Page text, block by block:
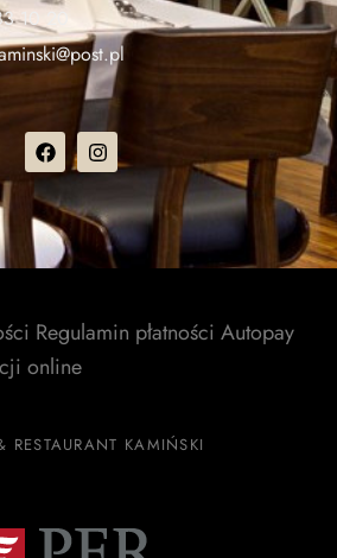
10 20
RESTAURANT KAMIŃSKI
Regulamin płatności Autopay
online